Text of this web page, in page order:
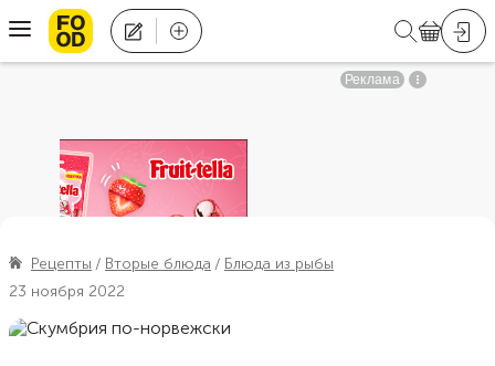
Рецепты Вторые блюда
Блюда из рыбы
23 ноября 2022